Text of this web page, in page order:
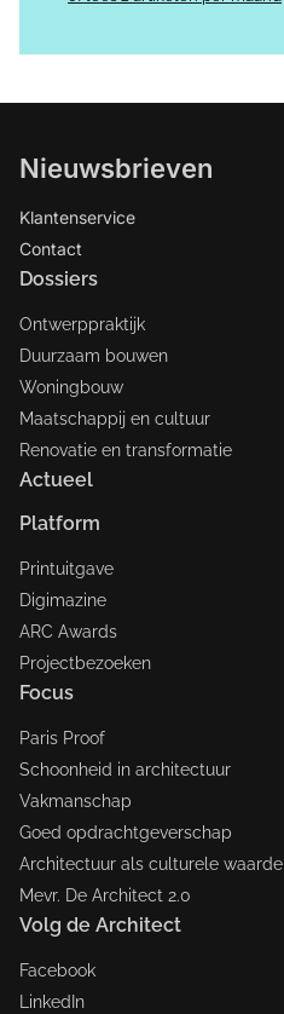
Nieuwsbrieven
Klantenservice
Contact
Dossiers
Ontwerppraktijk
Duurzaam bouwen
Woningbouw
Maatschappij en cultuur
Renovatie en transformatie
Actueel
Platform
Printuitgave
Digimazine
ARC Awards
Projectbezoeken
Focus
Paris Proof
Schoonheid in architectuur
Vakmanschap
Goed opdrachtgeverschap
Architectuur als culturele waarde
Mevr. De Architect 2.0
Volg de Architect
Facebook
LinkedIn